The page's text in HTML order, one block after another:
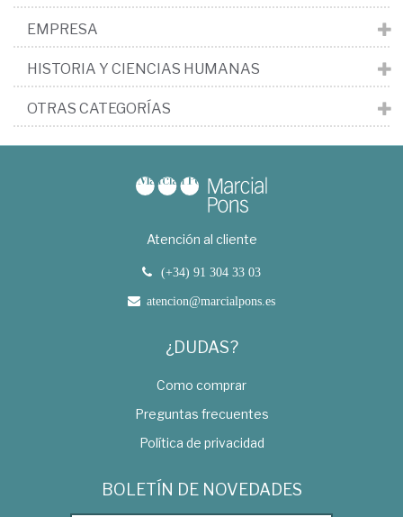
EMPRESA
HISTORIA Y CIENCIAS HUMANAS
OTRAS CATEGORÍAS
Atención al cliente
(+34) 91 304 33 03
atencion@marcialpons.es
¿DUDAS?
Como comprar
Preguntas frecuentes
Política de privacidad
BOLETÍN DE NOVEDADES